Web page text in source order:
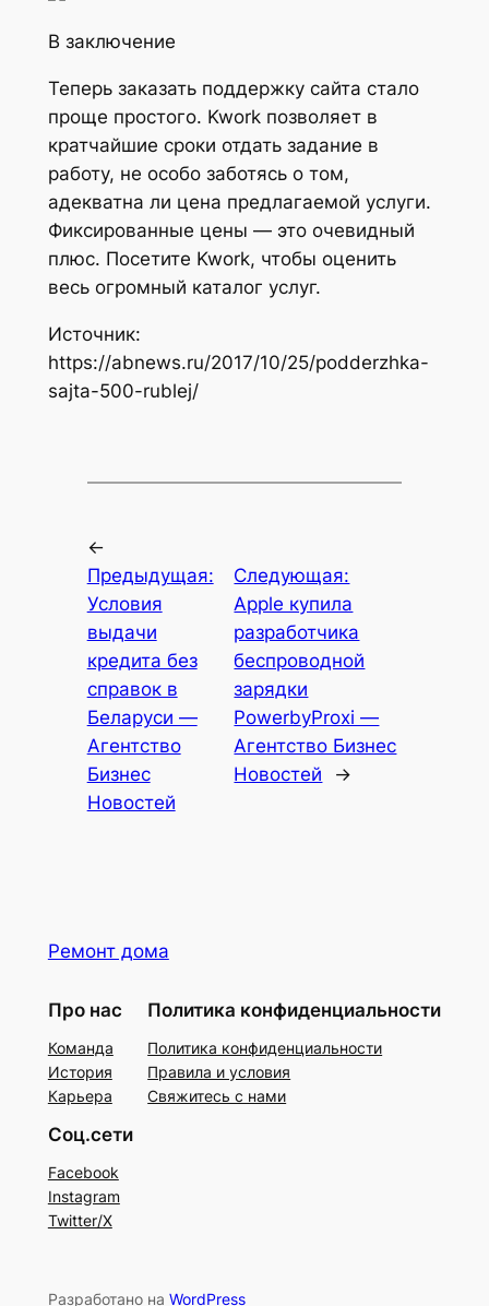
В заключение
Теперь заказать поддержку сайта стало
проще простого. Kwork позволяет в
кратчайшие сроки отдать задание в
работу, не особо заботясь о том,
адекватна ли цена предлагаемой услуги.
Фиксированные цены — это очевидный
плюс. Посетите Kwork, чтобы оценить
весь огромный каталог услуг.
Источник:
https://abnews.ru/2017/10/25/podderzhka-
sajta-500-rublej/
←
Предыдущая:
Условия
выдачи
кредита без
справок в
Беларуси —
Агентство
Бизнес
Новостей
Следующая:
Apple купила
разработчика
беспроводной
зарядки
PowerbyProxi —
Агентство Бизнес
Новостей
→
Ремонт дома
Про нас
Команда
История
Карьера
Политика конфиденциальности
Политика конфиденциальности
Правила и условия
Свяжитесь с нами
Соц.сети
Facebook
Instagram
Twitter/X
Разработано на WordPress